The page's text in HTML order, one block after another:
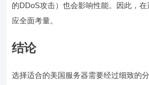
的DDoS攻击）也会影响性能。因此，
应全面考量。
结论
选择适合的美国服务器需要经过细致的